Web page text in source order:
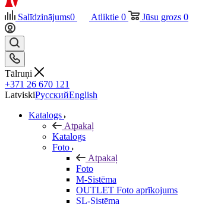
Salīdzinājums0 Atliktie 0 Jūsu grozs 0
Tālruņi
+371 26 670 121
LatviskiРусскийEnglish
Katalogs
Atpakaļ
Katalogs
Foto
Atpakaļ
Foto
M-Sistēma
OUTLET Foto aprīkojums
SL-Sistēma